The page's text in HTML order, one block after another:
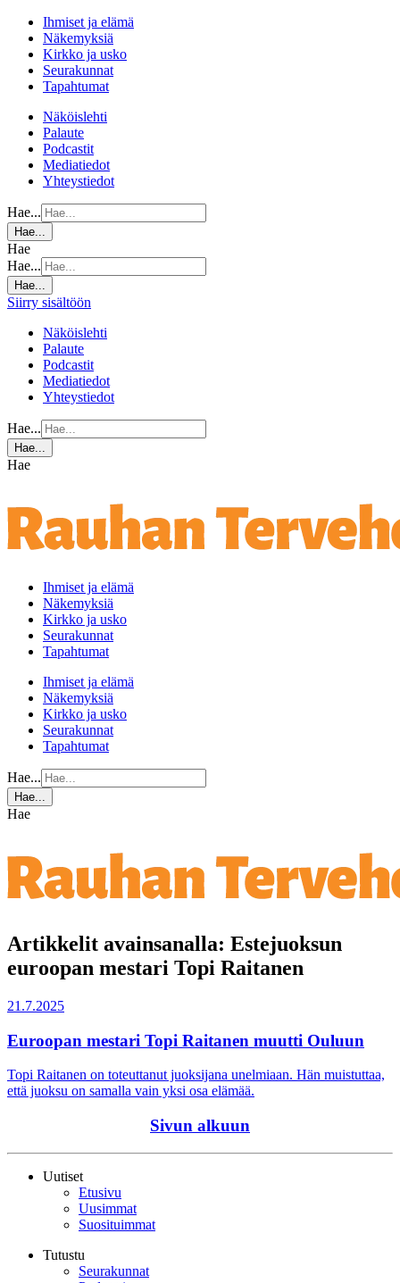
Ihmiset ja elämä
Näkemyksiä
Kirkko ja usko
Seurakunnat
Tapahtumat
Näköislehti
Palaute
Podcastit
Mediatiedot
Yhteystiedot
Hae...
Hae...
Hae
Hae...
Hae...
Siirry sisältöön
Näköislehti
Palaute
Podcastit
Mediatiedot
Yhteystiedot
Hae...
Hae...
Hae
Ihmiset ja elämä
Näkemyksiä
Kirkko ja usko
Seurakunnat
Tapahtumat
Ihmiset ja elämä
Näkemyksiä
Kirkko ja usko
Seurakunnat
Tapahtumat
Hae...
Hae...
Hae
Artikkelit avainsanalla: Estejuoksun
euroopan mestari Topi Raitanen
21.7.2025
Euroopan mestari Topi Raitanen muutti Ouluun
Topi Raitanen on toteuttanut juoksijana unelmiaan. Hän muistuttaa,
että juoksu on samalla vain yksi osa elämää.
Sivun alkuun
Uutiset
Etusivu
Uusimmat
Suosituimmat
Tutustu
Seurakunnat